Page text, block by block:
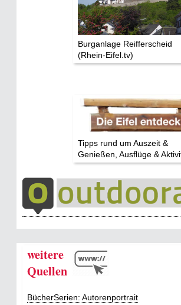
Burganlage Reifferscheid
(Rhein-Eifel.tv)
Tipps rund um Auszeit &
Genießen, Ausflüge &
weitere
Quellen
BücherSerien: Autorenportrait